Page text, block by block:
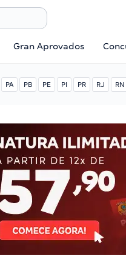
Gran Aprovados
PA PB PE PI PR RJ RN